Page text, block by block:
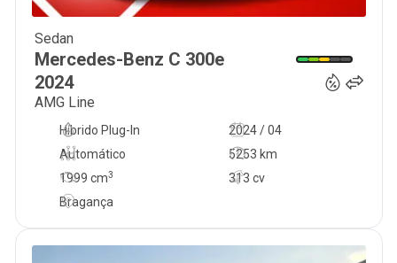
Sedan
Mercedes-Benz C 300e
2024
AMG Line
2024 / 04
Automático
5253 km
313 cv
Híbrido Plug-In
1999 cm3
Bragança